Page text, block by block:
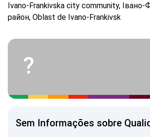
Ivano-Frankivska city community, Івано-
район, Oblast de Ivano-Frankivsk
?
Sem Informações sobre